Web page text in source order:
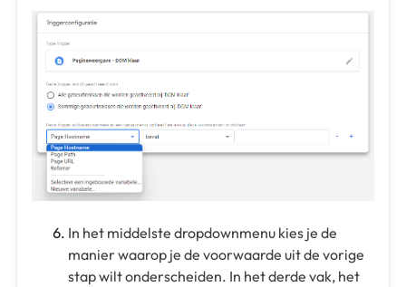
In het middelste dropdownmenu kies je de
manier waarop je de voorwaarde uit de vorige
stap wilt onderscheiden. In het derde vak, het